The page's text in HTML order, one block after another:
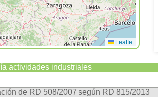
Leaflet
actividades industriales
de RD 508/2007 según RD 815/2013